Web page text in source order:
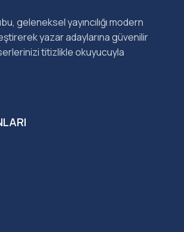
geleneksel yayıncılığı modern
yazar adaylarına güvenilir
titizlikle okuyucuyla